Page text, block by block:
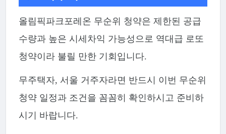
올림픽파크포레온 무순위 청약은 제한된 공급
수량과 높은 시세차익 가능성으로 역대급 로또
청약이라 불릴 만한 기회입니다.
무주택자, 서울 거주자라면 반드시 이번 무순위
청약 일정과 조건을 꼼꼼히 확인하시고 준비하
시기 바랍니다.